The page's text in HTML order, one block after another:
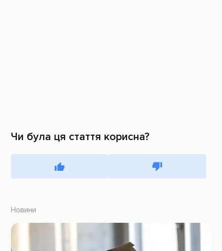
Чи була ця стаття корисна?
Новини